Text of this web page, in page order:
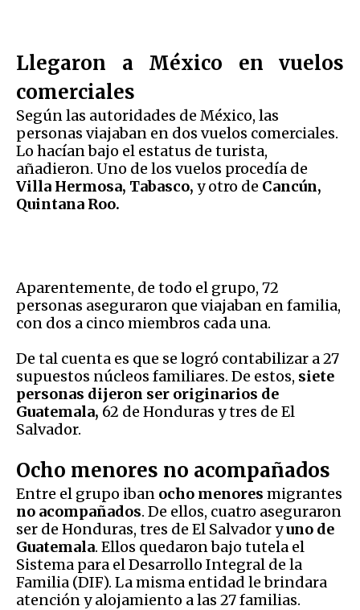
Llegaron a México en vuelos
comerciales
Según las autoridades de México, las
personas viajaban en dos vuelos comerciales.
Lo hacían bajo el estatus de turista,
añadieron. Uno de los vuelos procedía de
Villa Hermosa, Tabasco, y otro de Cancún,
Quintana Roo.
Aparentemente, de todo el grupo, 72
personas aseguraron que viajaban en familia,
con dos a cinco miembros cada una.
De tal cuenta es que se logró contabilizar a 27
supuestos núcleos familiares. De estos, siete
personas dijeron ser originarios de
Guatemala, 62 de Honduras y tres de El
Salvador.
Ocho menores no acompañados
Entre el grupo iban ocho menores migrantes
no acompañados. De ellos, cuatro aseguraron
ser de Honduras, tres de El Salvador yuno de
Guatemala. Ellos quedaron bajo tutela el
Sistema para el Desarrollo Integral de la
Familia (DIF). La misma entidad le brindara
atención y alojamiento a las 27 familias.